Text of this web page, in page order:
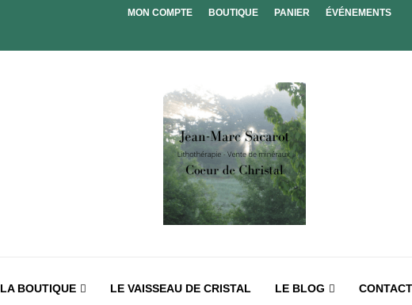
MON COMPTE BOUTIQUE PANIER ÉVÉNEMENTS
LA BOUTIQUE LE VAISSEAU DE CRISTAL LE BLOG CONTACT